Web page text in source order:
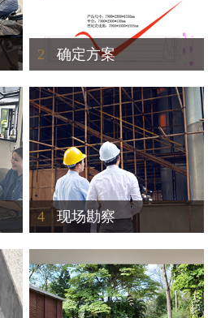
2 确定方案
4 现场勘察